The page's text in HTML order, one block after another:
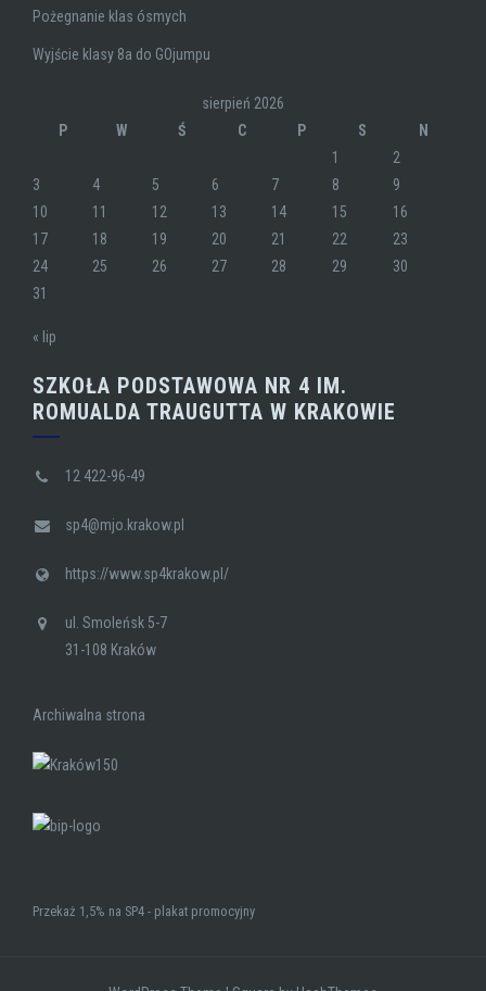
Pożegnanie klas ósmych
Wyjście klasy 8a do GOjumpu
sierpień 2026
P
W Ś C P S
N
1
2
3
4 5 6 7 8
9
10
11 12 13 14 15
16
17
18 19 20 21 22
23
24
25 26 27 28 29
30
31
« lip
SZKOŁA PODSTAWOWA NR 4 IM.
ROMUALDA TRAUGUTTA W KRAKOWIE
12 422-96-49
sp4@mjo.krakow.pl
https://www.sp4krakow.pl/
ul. Smoleńsk 5-7
31-108 Kraków
Archiwalna strona
Przekaż 1,5% na SP4 - plakat promocyjny